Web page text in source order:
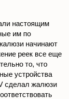
настоящим
им по
начинают
реек все еще
то, что
устройства
сделал жалюзи